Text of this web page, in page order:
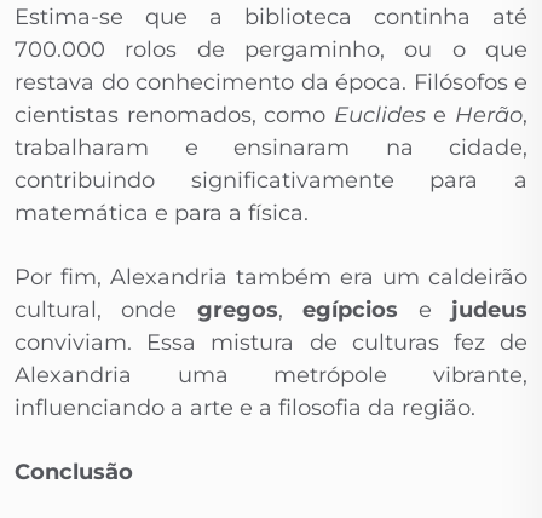
Estima-se que a biblioteca continha até
700.000 rolos de pergaminho, ou o que
restava do conhecimento da época. Filósofos e
cientistas renomados, como Euclidese Herão,
trabalharam e ensinaram na cidade,
contribuindo significativamente para a
matemática e para a física.
Por fim, Alexandria também era um caldeirão
cultural, onde gregos,egípcios e judeus
conviviam. Essa mistura de culturas fez de
Alexandria uma metrópole vibrante,
influenciando a arte e a filosofia da região.
Conclusão